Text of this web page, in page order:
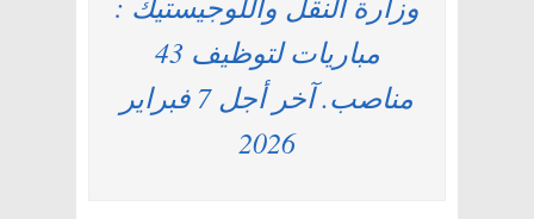
مباريات لتوظيف 43
مناصب. آخر أجل 7 فبراير
2026